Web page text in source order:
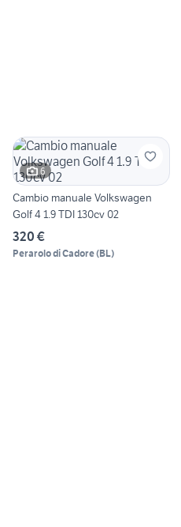
6
Cambio manuale Volkswagen
Golf 4 1.9 TDI 130cv 02
320 €
Perarolo di Cadore(BL)